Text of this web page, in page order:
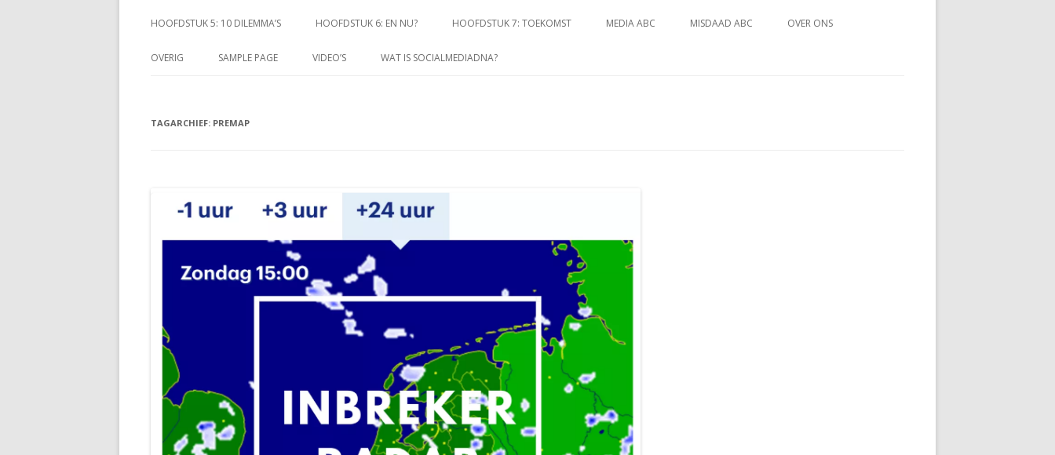
HOOFDSTUK 5: 10 DILEMMA’S HOOFDSTUK 6: EN NU? HOOFDSTUK 7: TOEKOMST MEDIA ABC MISDAAD ABC OVER ONS
OVERIG SAMPLE PAGE VIDEO’S WAT IS SOCIALMEDIADNA?
TAGARCHIEF: PREMAP